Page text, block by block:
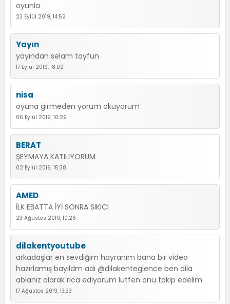
oyunla
23 Eylül 2019, 14:52
Yayın
yayından selam tayfun
17 Eylül 2019, 18:02
nisa
oyuna girmeden yorum okuyorum
06 Eylül 2019, 10:29
BERAT
ŞEYMAYA KATILIYORUM
02 Eylül 2019, 15:38
AMED
İLK EBATTA İYİ SONRA SIKICI
23 Ağustos 2019, 10:26
dilakentyoutube
arkadaşlar en sevdiğim hayranım bana bir video
hazırlamış bayıldm adı @dilakenteglence ben dila
ablanız olarak rica ediyorum lütfen onu takip edelim
17 Ağustos 2019, 13:33